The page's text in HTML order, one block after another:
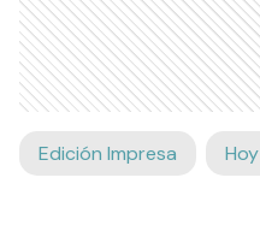
Edición Impresa Hoy